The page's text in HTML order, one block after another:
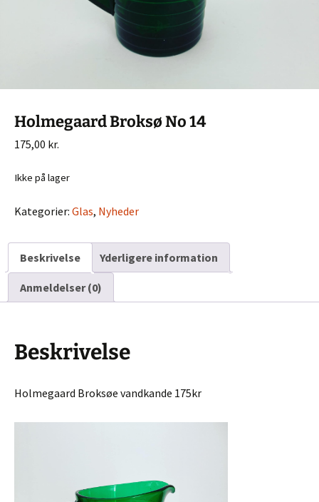
Holmegaard Broksø No 14
175,00 kr.
Ikke på lager
Kategorier: Glas, Nyheder
Beskrivelse Yderligere information
Anmeldelser (0)
Beskrivelse
Holmegaard Broksøe vandkande 175kr